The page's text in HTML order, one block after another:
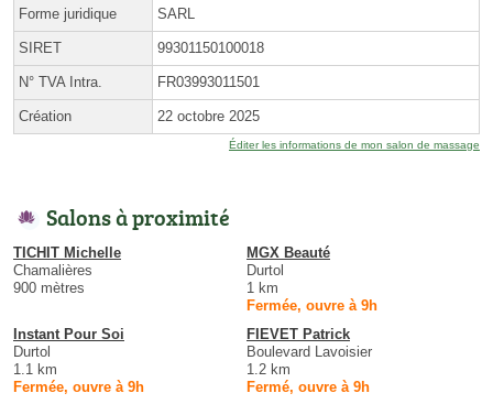
Forme juridique SARL
SIRET 99301150100018
N° TVA Intra. FR03993011501
Création 22 octobre 2025
Éditer les informations de mon salon de massage
Salons à proximité
TICHIT Michelle
Chamalières
900 mètres
MGX Beauté
Durtol
1 km
Fermée, ouvre à 9h
Instant Pour Soi
Durtol
1.1 km
Fermée, ouvre à 9h
FIEVET Patrick
Boulevard Lavoisier
1.2 km
Fermé, ouvre à 9h